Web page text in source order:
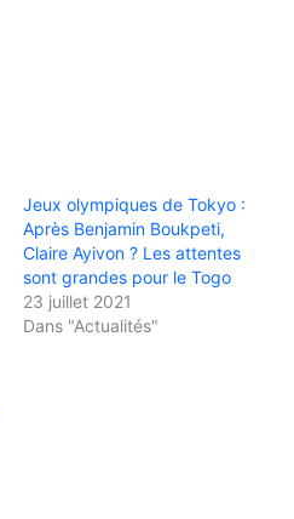
Jeux olympiques de Tokyo :
Après Benjamin Boukpeti,
Claire Ayivon ? Les attentes
sont grandes pour le Togo
23 juillet 2021
Dans "Actualités"